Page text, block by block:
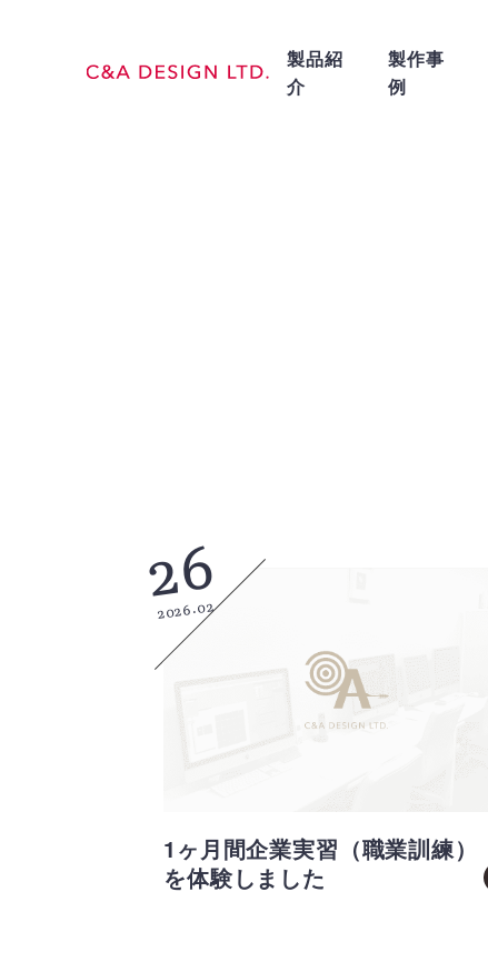
製品紹
介
製作事
例
26
2026.02
1ヶ月間企業実習（職業訓練）
を体験しました